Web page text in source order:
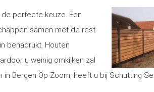
perfecte keuze. Een
samen met de rest
benadrukt. Houten
u weinig omkijken zal
Bergen Op Zoom, heeft u bij Schutting